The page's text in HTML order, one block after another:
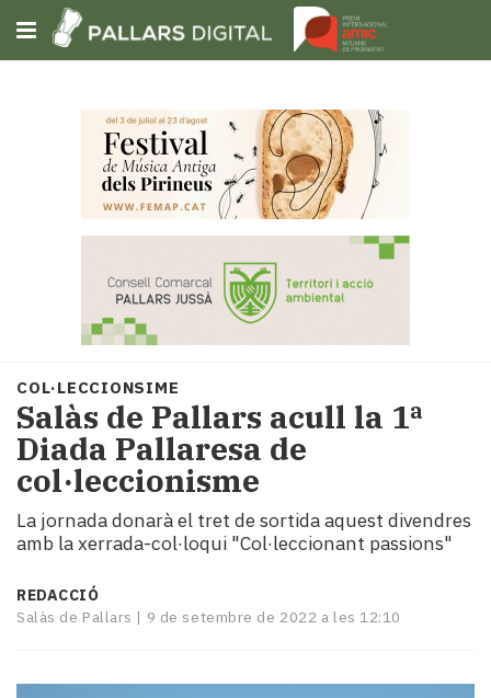
Subscriu-t'hi
Portada
Societat
Política
i
municipis
Economia
turisme
Esports
Mai
i
COL·LECCIONSIME
Salàs de Pallars acull la 1ª
Diada Pallaresa de
col·leccionisme
La jornada donarà el tret de sortida aquest divendres
amb la xerrada-col·loqui "Col·leccionant passions"
REDACCIÓ
Salàs de Pallars | 9 de setembre de 2022 a les 12:10